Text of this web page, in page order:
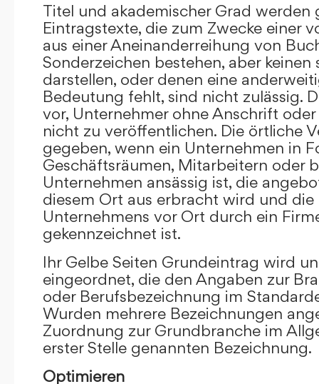
Titel und akademischer Grad werden
Eintragstexte, die zum Zwecke einer
aus einer Aneinanderreihung von
Sonderzeichen bestehen, aber keinen
darstellen, oder denen eine
Bedeutung fehlt, sind nicht zulässig.
vor, Unternehmer ohne Anschrift
nicht zu veröffentlichen. Die örtliche
gegeben, wenn ein Unternehmen in
Geschäftsräumen, Mitarbeitern oder
Unternehmen ansässig ist, die
diesem Ort aus erbracht wird und die
Unternehmens vor Ort durch ein
gekennzeichnet ist.
Ihr Gelbe Seiten Grundeintrag wird
eingeordnet, die den Angaben zur
oder Berufsbezeichnung im
Wurden mehrere Bezeichnungen
Zuordnung zur Grundbranche im
erster Stelle genannten Bezeichnung.
Optimieren